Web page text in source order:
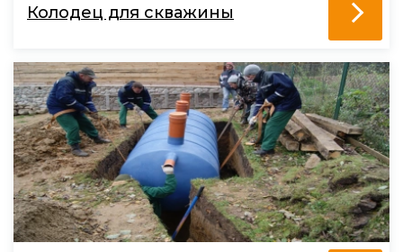
Колодец для скважины